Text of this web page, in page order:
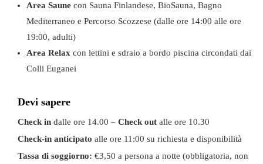
Area Saune con Sauna Finlandese, BioSauna, Bagno
Mediterraneo e Percorso Scozzese (dalle ore 14:00 alle ore
19:00, adulti)
Area Relax con lettini e sdraio a bordo piscina circondati dai
Colli Euganei
Devi sapere
Check in dalle ore 14.00 – Check out alle ore 10.30
Check-in anticipato alle ore 11:00 su richiesta e disponibilità
Tassa di soggiorno: €3,50 a persona a notte (obbligatoria, non